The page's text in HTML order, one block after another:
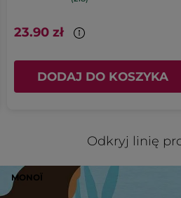
23.90 zł
DODAJ DO KOSZYKA
Odkryj linię
MONOÏ